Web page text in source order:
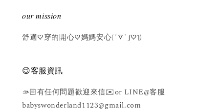
𝑜𝑢𝑟 𝑚𝑖𝑠𝑠𝑖𝑜𝑛
舒適♡穿的開心♡媽媽安心(´▽`ʃ♡ƪ)
😉客服資訊
🫴🏻有任何問題歡迎來信✉️or LINE@客服
babyswonderland1123@gmail.com